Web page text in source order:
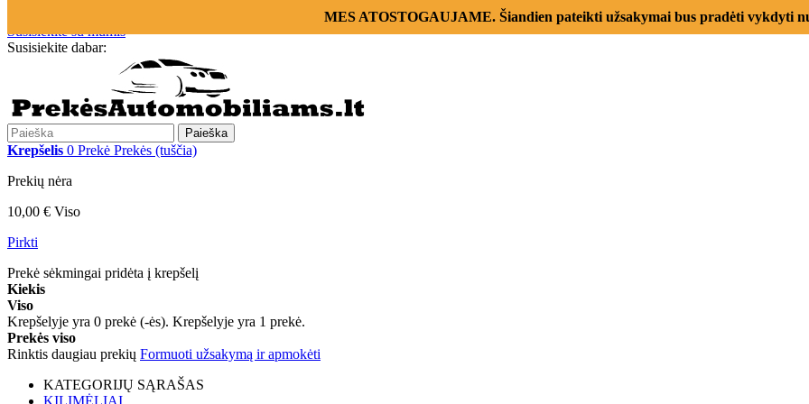
MES ATOSTOGAUJAME. Šiandien pateikti užsakymai bus pradėti vykdyti
Susisiekite su mumis
Susisiekite dabar:
Paieška
Krepšelis 0 Prekė Prekės (tuščia)
Prekių nėra
10,00 € Viso
Pirkti
Prekė sėkmingai pridėta į krepšelį
Kiekis
Viso
Krepšelyje yra 0 prekė (-ės). Krepšelyje yra 1 prekė.
Prekės viso
Rinktis daugiau prekių Formuoti užsakymą ir apmokėti
KATEGORIJŲ SĄRAŠAS
KILIMĖLIAI